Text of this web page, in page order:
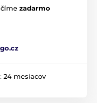
zadarmo
24 mesiacov